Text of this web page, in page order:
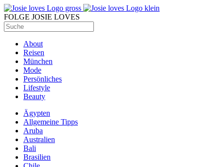
FOLGE JOSIE LOVES
About
Reisen
München
Mode
Persönliches
Lifestyle
Beauty
Ägypten
Allgemeine Tipps
Aruba
Australien
Bali
Brasilien